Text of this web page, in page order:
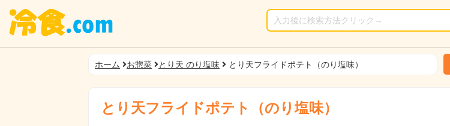
ホーム お惣菜 とり天 のり塩味 とり天フライドポテト（のり塩味）
とり天フライドポテト（のり塩味）